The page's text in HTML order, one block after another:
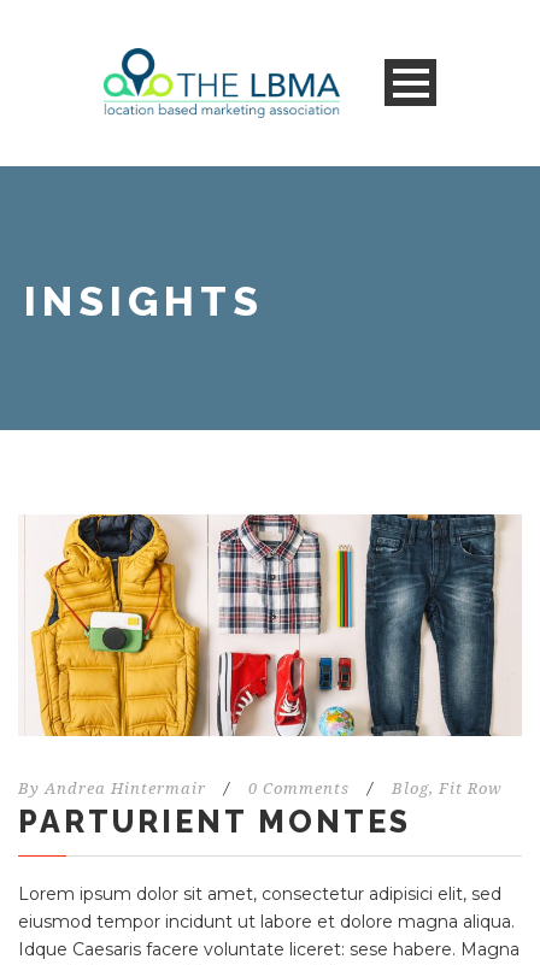
INSIGHTS
ByAndrea Hintermair / 0 Comments / Blog, Fit Row
PARTURIENT MONTES
Lorem ipsum dolor sit amet, consectetur adipisici elit, sed
eiusmod tempor incidunt ut labore et dolore magna aliqua.
Idque Caesaris facere voluntate liceret: sese habere. Magna